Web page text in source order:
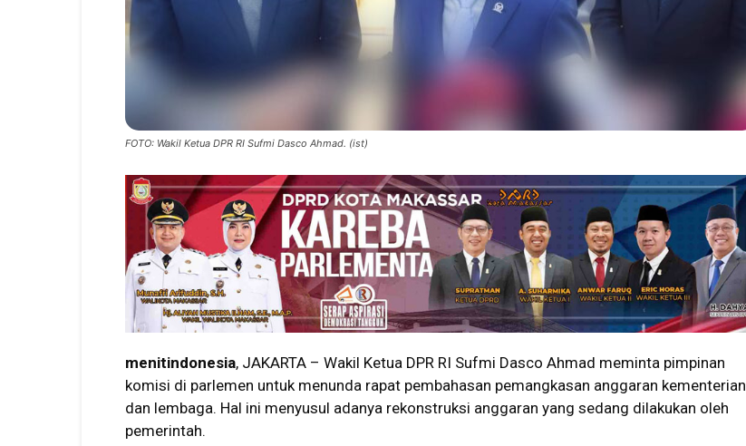
FOTO: Wakil Ketua DPR RI Sufmi Dasco Ahmad. (ist)
menitindonesia, JAKARTA – Wakil Ketua DPR RI Sufmi Dasco Ahmad meminta pimpinan
komisi di parlemen untuk menunda rapat pembahasan pemangkasan anggaran kementerian
dan lembaga. Hal ini menyusul adanya rekonstruksi anggaran yang sedang dilakukan oleh
pemerintah.